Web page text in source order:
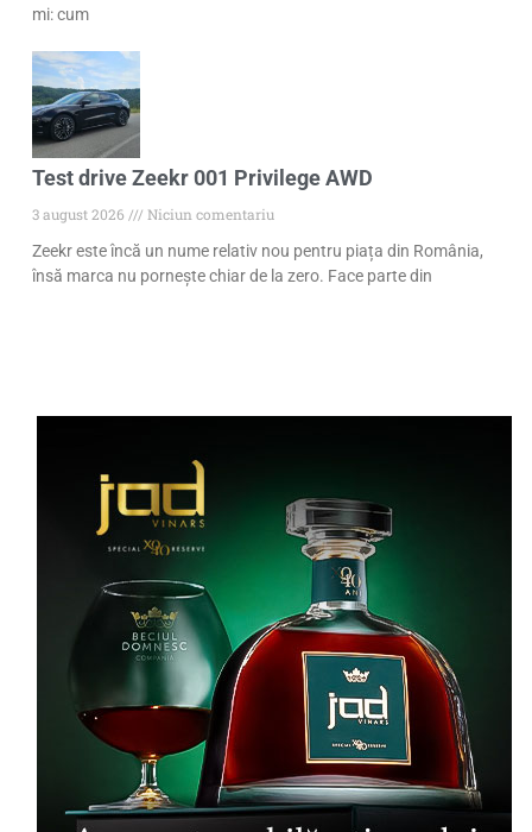
mi: cum
Test drive Zeekr 001 Privilege AWD
3 august 2026
Niciun comentariu
Zeekr este încă un nume relativ nou pentru piața din România,
însă marca nu pornește chiar de la zero. Face parte din